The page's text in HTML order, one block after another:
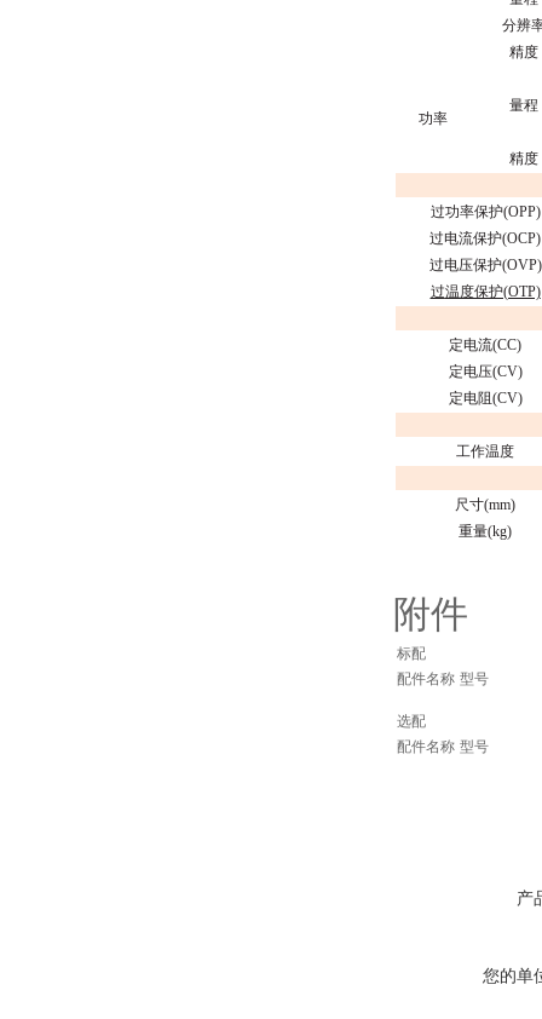
分辨
精度
功率
量程
精度
过功率保护(OPP)
过电流保护(OCP)
过电压保护(OVP)
过温度保护(OTP)
定电流(CC)
定电压(CV)
定电阻(CV)
工作温度
尺寸(mm)
重量(kg)
附件
标配
配件名称 型号
选配
配件名称 型号
产
您的单